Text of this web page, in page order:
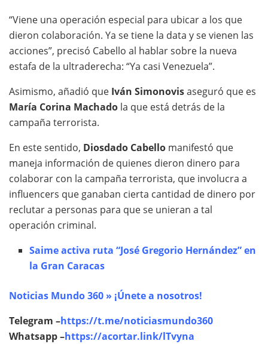
“Viene una operación especial para ubicar a los que
dieron colaboración. Ya se tiene la data y se vienen las
acciones”, precisó Cabello al hablar sobre la nueva
estafa de la ultraderecha: “Ya casi Venezuela”.
Asimismo, añadió que Iván Simonovisaseguró que es
María Corina Machado la que está detrás de la
campaña terrorista.
En este sentido, Diosdado Cabello manifestó que
maneja información de quienes dieron dinero para
colaborar con la campaña terrorista, que involucra a
influencers que ganaban cierta cantidad de dinero por
reclutar a personas para que se unieran a tal
operación criminal.
Saime activa ruta “José Gregorio Hernández” en
la Gran Caracas
Noticias Mundo 360 » ¡Únete a nosotros!
Telegram –https://t.me/noticiasmundo360
Whatsapp –https://acortar.link/lTvyna